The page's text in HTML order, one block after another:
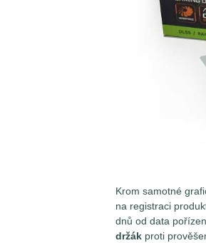
Krom samotné
na registraci
dnů od data
držák proti